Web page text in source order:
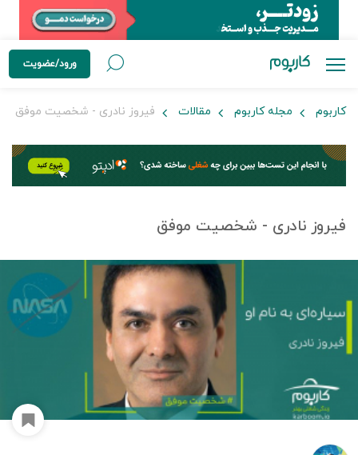
ورود/عضویت
کاربوم مجله کاربوم مقالات فیروز نادری - شخصیت موفق
فیروز نادری - شخصیت موفق